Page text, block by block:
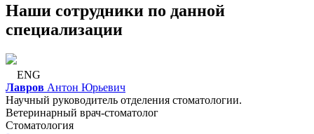
Наши сотрудники по данной
специализации
ENG
Лавров Антон Юрьевич
Научный руководитель отделения стоматологии.
Ветеринарный врач-стоматолог
Стоматология